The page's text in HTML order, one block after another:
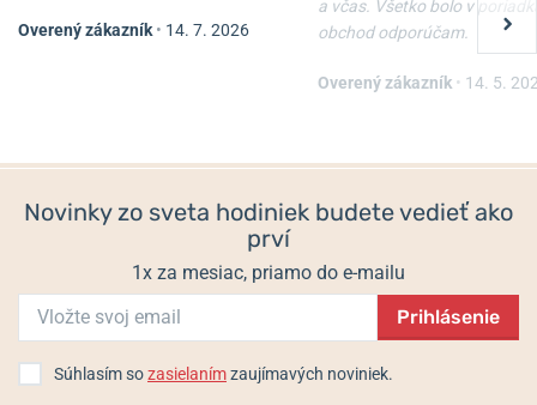
Comtesse
Alpina Startimer Pilot Quartz
Alpina Startimer Pilot
Automatic AL-525BW4S26B
1 250 €
Overený zákazník • 14. 7. 2026
a včas. Všetko bolo v
obchod odporúčam.
Overený zákazník • 14. 5.
Novinky zo sveta hodiniek budete vedieť ako
prví
1x za mesiac, priamo do e-mailu
Prihlásenie
Súhlasím sozasielanímzaujímavých noviniek.